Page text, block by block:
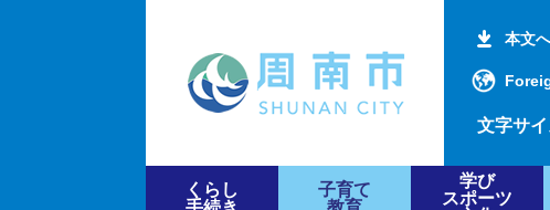
本文へ
文字サ
くらし
子育て
学び
スポーツ